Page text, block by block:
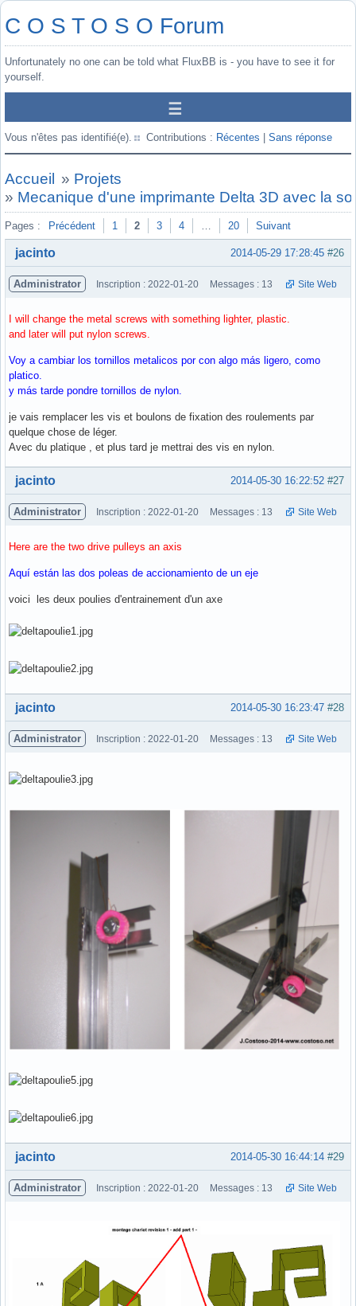
C O S T O S O Forum
Unfortunately no one can be told what FluxBB is - you have to see it for
yourself.
Vous n'êtes pas identifié(e). Contributions : Récentes Sans réponse
Accueil » Projets
» Mecanique d'une imprimante Delta 3D avec la
Pages : Précédent 1 2 3 4 … 20 Suivant
#26
2014-05-29 17:28:45
jacinto
Administrator Inscription : 2022-01-20 Messages : 13 Site Web
I will change the metal screws with something lighter, plastic.
and later will put nylon screws.
Voy a cambiar los tornillos metalicos por con algo más ligero, como
platico.
y más tarde pondre tornillos de nylon.
je vais remplacer les vis et boulons de fixation des roulements par
quelque chose de léger.
Avec du platique , et plus tard je mettrai des vis en nylon.
Hors ligne #27
2014-05-30 16:22:52
jacinto
Administrator Inscription : 2022-01-20 Messages : 13 Site Web
Here are the two drive pulleys an axis
Aquí están las dos poleas de accionamiento de un eje
voici les deux poulies d'entrainement d'un axe
Hors ligne #28
2014-05-30 16:23:47
jacinto
Administrator Inscription : 2022-01-20 Messages : 13 Site Web
Hors ligne #29
2014-05-30 16:44:14
jacinto
Administrator Inscription : 2022-01-20 Messages : 13 Site Web